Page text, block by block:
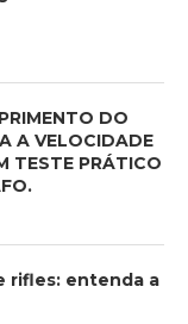
DO
A VELOCIDADE
TESTE PRÁTICO
rifles: entenda a